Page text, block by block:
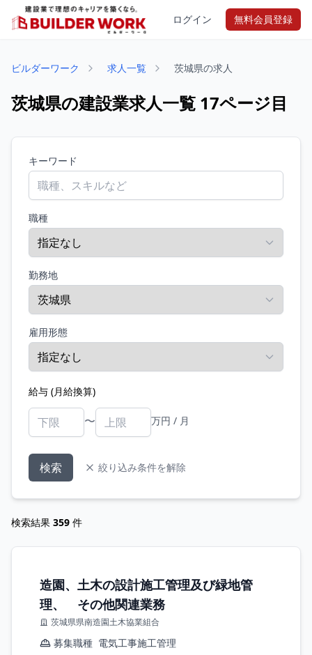
ログイン 無料会員登録
ビルダーワーク 求人一覧 茨城県の求人
茨城県の建設業求人一覧 17ページ目
キーワード
職種
勤務地
雇用形態
給与 (月給換算)
〜 万円 / 月
検索 絞り込み条件を解除
検索結果 359 件
造園、土木の設計施工管理及び緑地管
理、 その他関連業務
茨城県県南造園土木協業組合
募集職種 電気工事施工管理